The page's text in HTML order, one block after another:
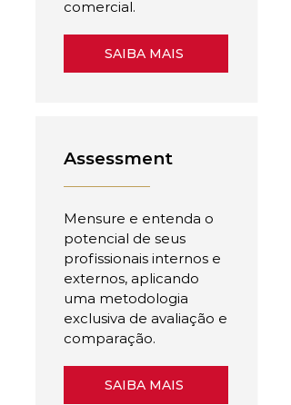
comercial.
SAIBA MAIS
Assessment
Mensure e entenda o
potencial de seus
profissionais internos e
externos, aplicando
uma metodologia
exclusiva de avaliação e
comparação.
SAIBA MAIS